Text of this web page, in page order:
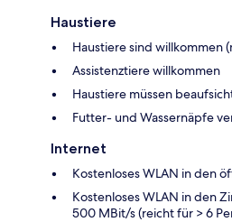
Haustiere
Haustiere sind willkommen
Assistenztiere willkommen
Haustiere müssen
Futter- und Wassernäpfe
Internet
Kostenloses WLAN in den
Kostenloses WLAN in den
500 MBit/s (reicht für > 6